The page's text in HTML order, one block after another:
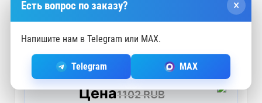
Цена1102 RUB
Есть вопрос по заказу? ×
Напишите нам в Telegram или MAX.
Telegram MAX